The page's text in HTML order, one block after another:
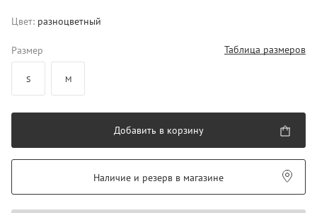
Цвет: разноцветный
Размер Таблица размеров
S M
Добавить в корзину
Наличие и резерв в магазине